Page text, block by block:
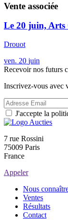
Vente associée
Le 20 juin, Arts
Drouot
ven. 20 juin
Recevoir nos futurs
Inscrivez-vous avec
J'accepte la
7 rue Rossini
75009 Paris
France
Appeler
Nous
Ventes
Résultats
Contact